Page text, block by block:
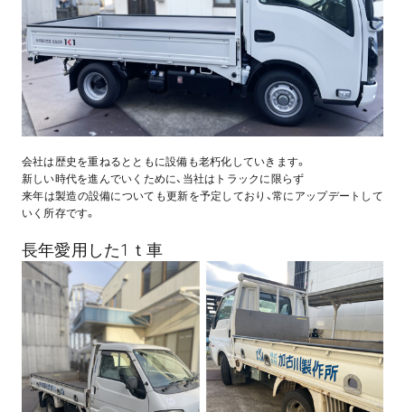
会社は歴史を重ねるとともに設備も老朽化していきます。
新しい時代を進んでいくために、当社はトラックに限らず
来年は製造の設備についても更新を予定しており、常にアップデートして
いく所存です。
長年愛用した1ｔ車